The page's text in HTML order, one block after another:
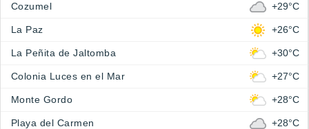
Cozumel +29°C
La Paz +26°C
La Peñita de Jaltomba +30°C
Colonia Luces en el Mar +27°C
Monte Gordo +28°C
Playa del Carmen +28°C